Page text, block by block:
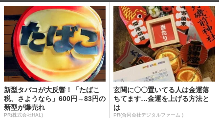
新型タバコが大反響！「たばこ
税、さようなら」600円→83円の
新型が爆売れ
PR(株式会社HAL)
玄関に〇〇置いてる人は金運落
ちてます…金運を上げる方法と
は
PR(合同会社デジタルファーム )